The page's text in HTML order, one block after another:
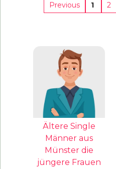
1 2
Ältere Single
Männer aus
Münster die
jüngere Frauen